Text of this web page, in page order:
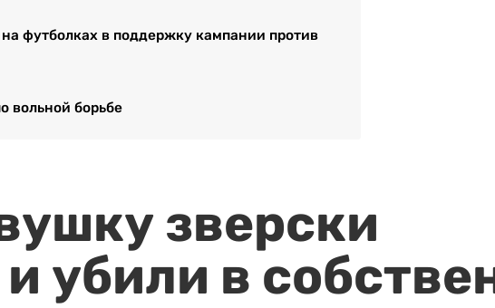
футболках в поддержку кампании против
вольной борьбе
зверски
убили в